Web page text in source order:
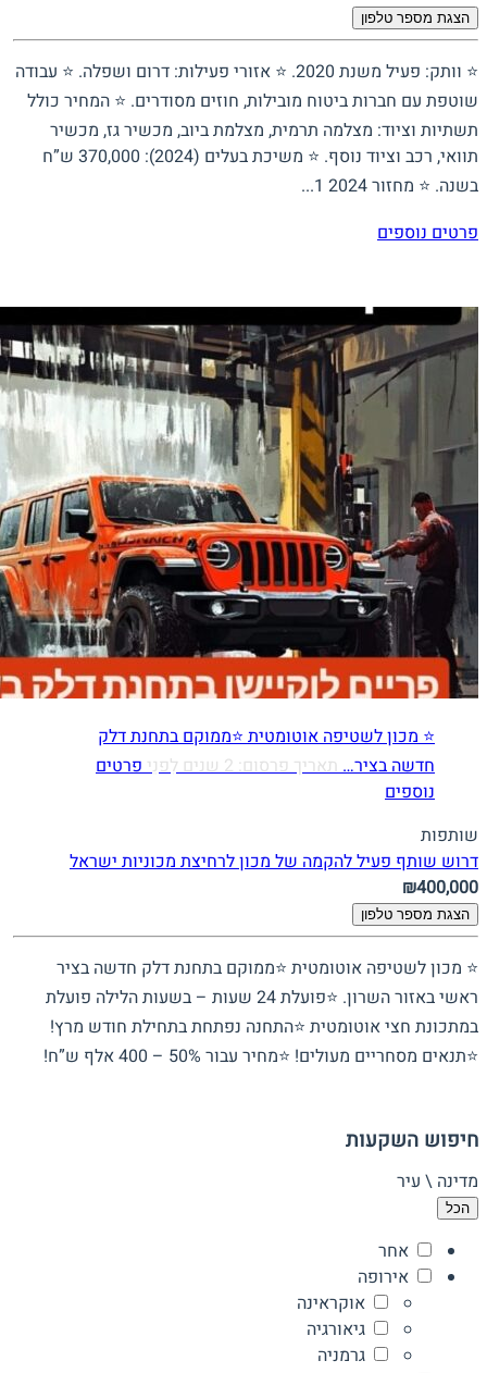
הצגת מספר טלפון
⭐ וותק: פעיל משנת 2020. ⭐ אזורי פעילות: דרום ושפלה. ⭐ עבודה
שוטפת עם חברות ביטוח מובילות, חוזים מסודרים. ⭐ המחיר כולל
תשתיות וציוד: מצלמה תרמית, מצלמת ביוב, מכשיר גז, מכשיר
תוואי, רכב וציוד נוסף. ⭐ משיכת בעלים (2024): 370,000 ש”ח
בשנה. ⭐ מחזור 2024 1...
פרטים נוספים
⭐ מכון לשטיפה אוטומטית ⭐ממוקם בתחנת דלק
חדשה בציר…תאריך פרסום: 2 שנים לִפנֵי
פרטים
נוספים
שותפות
דרוש שותף פעיל להקמה של מכון לרחיצת מכוניותישראל
₪400,000
הצגת מספר טלפון
⭐ מכון לשטיפה אוטומטית ⭐ממוקם בתחנת דלק חדשה בציר
ראשי באזור השרון. ⭐פועלת 24 שעות – בשעות הלילה פועלת
במתכונת חצי אוטומטית ⭐התחנה נפתחת בתחילת חודש מרץ!
⭐תנאים מסחריים מעולים! ⭐מחיר עבור 50% – 400 אלף ש”ח!
חיפוש השקעות
מדינה \ עיר
הכל
אחר
אירופה
אוקראינה
גיאורגיה
גרמניה